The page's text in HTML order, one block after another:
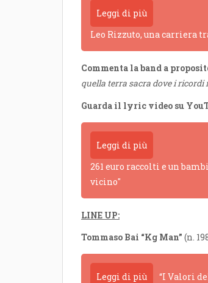
Leggi di più
Leo Rizzuto, una carriera
Commenta la band a
quella terra sacra dove i ricordi
Guarda il lyric video su
Leggi di più
261 euro raccolti e un
vicino"
LINE UP:
Tommaso Bai “Kg Man” (n.
Leggi di più “I Valori